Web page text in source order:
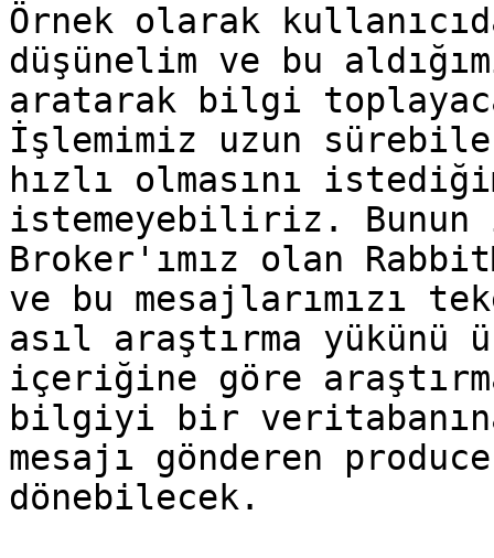
Örnek olarak
düşünelim ve bu
aratarak bilgi
İşlemimiz uzun
hızlı olmasını
istemeyebiliriz.
Broker'ımız olan
ve bu mesajlarımızı
asıl araştırma yükünü
içeriğine göre
bilgiyi bir
mesajı gönderen
dönebilecek.